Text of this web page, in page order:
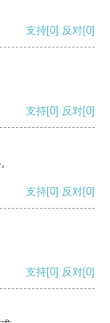
支持[0] 反对[0]
支持[0] 反对[0]
支持[0] 反对[0]
支持[0] 反对[0]